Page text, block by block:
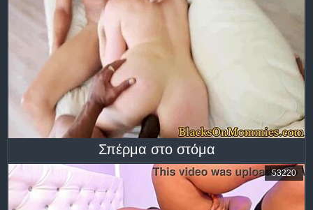
Σπέρμα στο στόμα
53220